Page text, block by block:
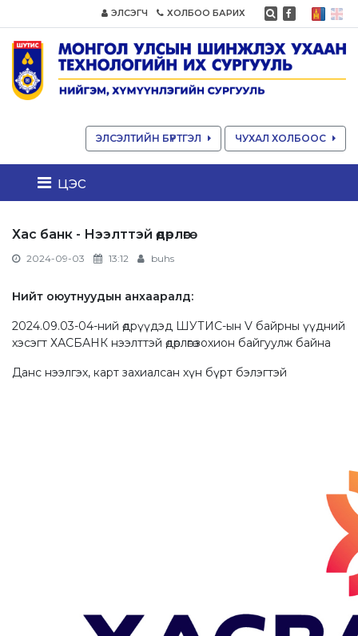
ЭЛСЭГЧ ХОЛБОО БАРИХ
ЭЛСЭЛТИЙН БҮРТГЭЛ ЧУХАЛ ХОЛБООС
цэс
Хас банк - Нээлттэй өдөрлөгө
2024-09-03 13:12 buhs
Нийт оюутнуудын анхааралд:
2024.09.03-04-ний өдрүүдэд ШУТИС-ын V байрны үүдний
хэсэгт ХАСБАНК нээлттэй өдөрлөгө зохион байгуулж байна
Данс нээлгэх, карт захиалсан хүн бүрт бэлэгтэй